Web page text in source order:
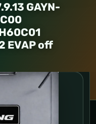
GAYN-
EVAP off